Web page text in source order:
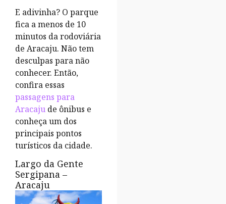
E adivinha? O parque
fica a menos de 10
minutos da rodoviária
de Aracaju. Não tem
desculpas para não
conhecer. Então,
confira essas
passagens para
Aracaju de ônibus e
conheça um dos
principais pontos
turísticos da cidade.
Largo da Gente
Sergipana –
Aracaju